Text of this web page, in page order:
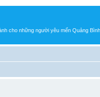
cho những người yêu mến Quảng Bình